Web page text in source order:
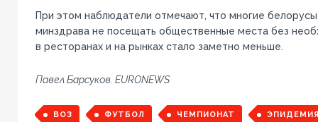
При этом наблюдатели отмечают, что многие
минздрава не посещать общественные места без
в ресторанах и на рынках стало заметно меньше.
Павел Барсуков. EURONEWS
ВОЗ ФУТБОЛ ЧЕМПИОНАТ